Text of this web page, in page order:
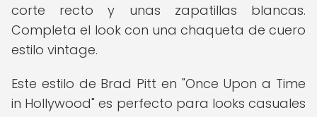
corte recto y unas zapatillas blancas.
Completa el look con una chaqueta de cuero
estilo vintage.
Este estilo de Brad Pitt en "Once Upon a Time
in Hollywood" es perfecto para looks casuales